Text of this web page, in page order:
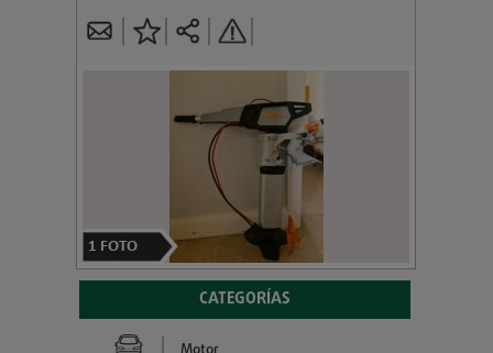
1 FOTO
CATEGORÍAS